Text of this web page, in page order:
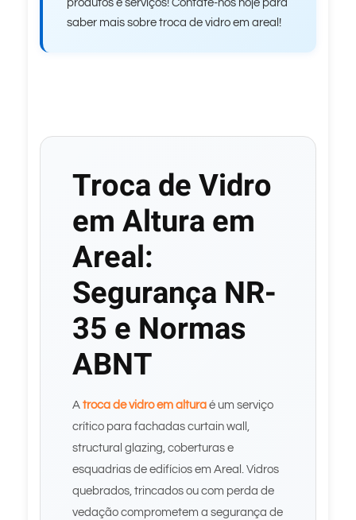
produtos e serviços! Contate-nos hoje para
saber mais sobre troca de vidro em areal!
Troca de Vidro
em Altura em
Areal:
Segurança NR-
35 e Normas
ABNT
A troca de vidro em altura é um serviço
crítico para fachadas curtain wall,
structural glazing, coberturas e
esquadrias de edifícios em Areal. Vidros
quebrados, trincados ou com perda de
vedação comprometem a segurança de